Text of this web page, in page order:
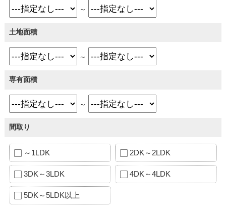
～
土地面積
～
専有面積
～
間取り
～1LDK 2DK～2LDK
3DK～3LDK 4DK～4LDK
5DK～5LDK以上